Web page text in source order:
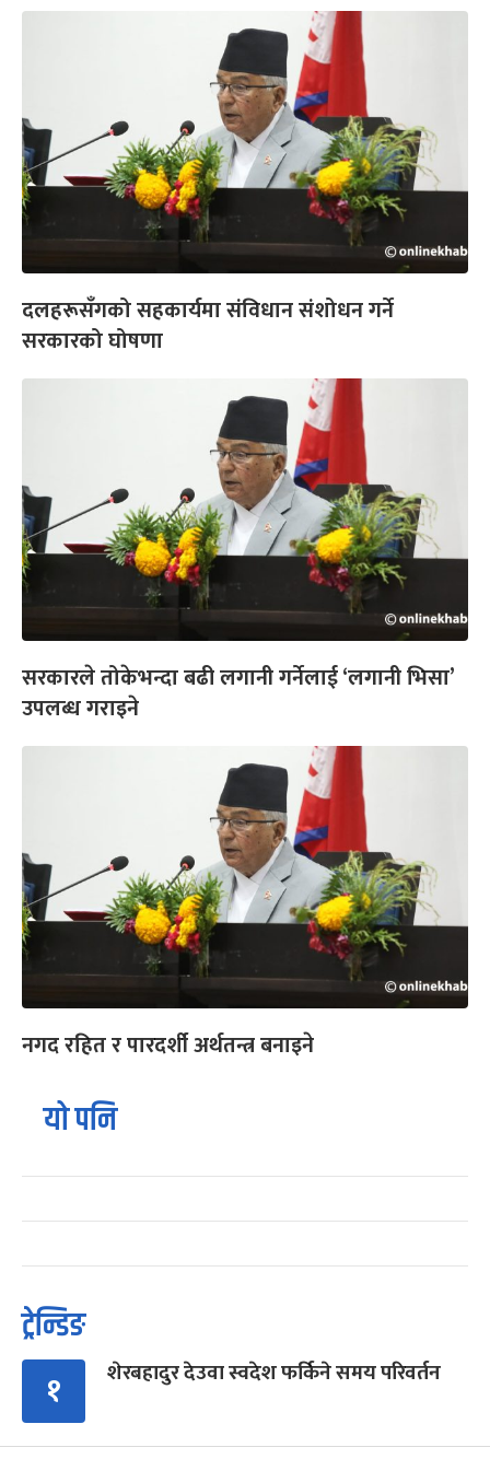
दलहरूसँगको सहकार्यमा संविधान संशोधन गर्ने
सरकारको घोषणा
सरकारले तोकेभन्दा बढी लगानी गर्नेलाई ‘लगानी भिसा’
उपलब्ध गराइने
नगद रहित र पारदर्शी अर्थतन्त्र बनाइने
यो पनि
ट्रेन्डिङ
१ शेरबहादुर देउवा स्वदेश फर्किने समय परिवर्तन